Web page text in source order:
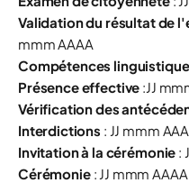
Validation du résultat de
mmm AAAA
Compétences
Présence effective :JJ
Vérification des
Interdictions : JJ mmm
Invitation à la cérémonie :
Cérémonie: JJ mmm AAAA